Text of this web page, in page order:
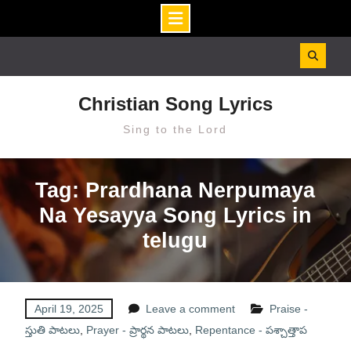
Christian Song Lyrics
Sing to the Lord
Tag: Prardhana Nerpumaya
Na Yesayya Song Lyrics in
telugu
April 19, 2025 Leave a comment
Praise -
స్తుతి పాటలు, Prayer - ప్రార్థన పాటలు, Repentance - పశ్చాత్తాప